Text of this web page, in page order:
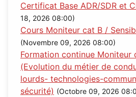
Certificat Base ADR/SDR et
18, 2026 08:00)
Cours Moniteur cat B /
(Novembre 09, 2026 08:00)
Formation continue Moniteur
(Evolution du métier de
lourds- technologies-
sécurité) (Octobre 09, 2026